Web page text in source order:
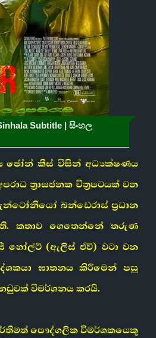
Subtitle | සිංහල
ජෝන් කීස් විසින් අධ්‍යක්ෂණය
ත්‍රාසජනක චිත්‍රපටයක් වන
බන්ඩෙරාස් ප්‍රධාන
කතාව ගෙතෙන්නේ තරුණ
හෝල්ට් (ඇලිස් ඒව්) වටා වන
ඝාතනය කිරීමෙන් පසු
විමර්ශනය කරයි.
පෞද්ගලික විමර්ශකයෙකු